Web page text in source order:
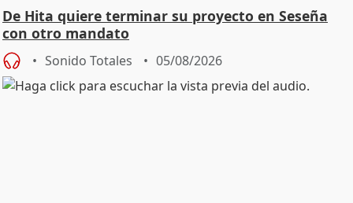
De Hita quiere terminar su proyecto en Seseña
con otro mandato
Sonido Totales 05/08/2026